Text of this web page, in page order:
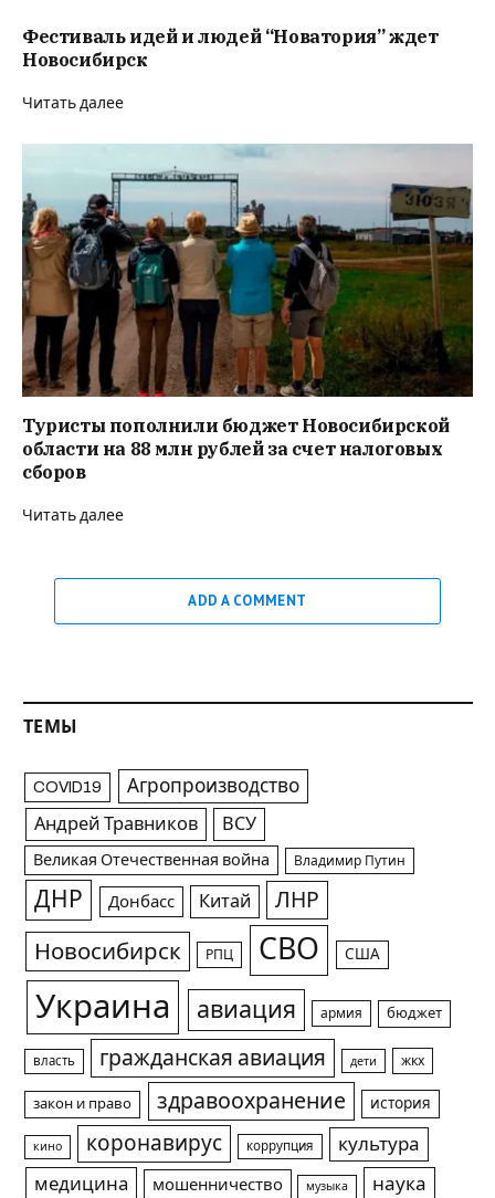
Фестиваль идей и людей “Новатория” ждет
Новосибирск
Читать далее
Туристы пополнили бюджет Новосибирской
области на 88 млн рублей за счет налоговых
сборов
Читать далее
ADD A COMMENT
ТЕМЫ
COVID19 Агропроизводство
Андрей Травников ВСУ
Великая Отечественная война Владимир Путин
ДНР Донбасс Китай ЛНР
Новосибирск РПЦ СВО США
Украина авиация армия бюджет
власть гражданская авиация дети жкх
закон и право здравоохранение история
кино коронавирус коррупция
культура
медицина
мошенничество музыка
наука